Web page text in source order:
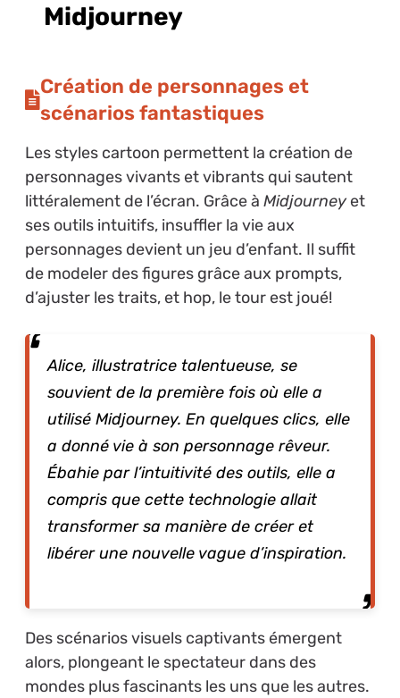
Midjourney
Création de personnages et
scénarios fantastiques
Les styles cartoon permettent la création de
personnages vivants et vibrants qui sautent
littéralement de l’écran. Grâce à Midjourneyet
ses outils intuitifs, insuffler la vie aux
personnages devient un jeu d’enfant. Il suffit
de modeler des figures grâce aux prompts,
d’ajuster les traits, et hop, le tour est joué!
Alice, illustratrice talentueuse, se
souvient de la première fois où elle a
utilisé Midjourney. En quelques clics, elle
a donné vie à son personnage rêveur.
Ébahie par l’intuitivité des outils, elle a
compris que cette technologie allait
transformer sa manière de créer et
libérer une nouvelle vague d’inspiration.
Des scénarios visuels captivants émergent
alors, plongeant le spectateur dans des
mondes plus fascinants les uns que les autres.